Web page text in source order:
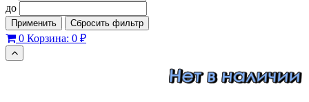
до
Применить Сбросить фильтр
0 Корзина: 0 ₽